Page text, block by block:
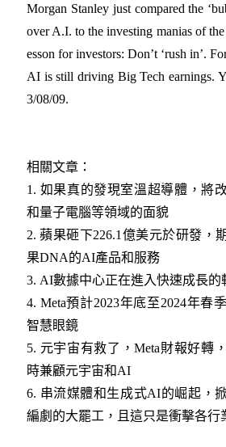
Morgan Stanley just compared the
over A.I. to the investing manias of
esson for investors: Don’t ‘rush in’.
AI is still driving Big Tech earnings.
3/08/09.
相關文章：
1. 如果真的發現室溫超導體，將
和量子電腦等領域的面貌
2. 蘋果砸下226.1億美元於研發，
果DNA的AI產品和服務
3. AI數據中心正在進入快速成長的
4. Meta預計2023年底至2024年春
智慧眼鏡
5. 元宇宙有救了，Meta財報好轉
時兼顧元宇宙和AI
6. 串流媒體和生成式AI的崛起，
編劇的大罷工，且這只是衝擊各行